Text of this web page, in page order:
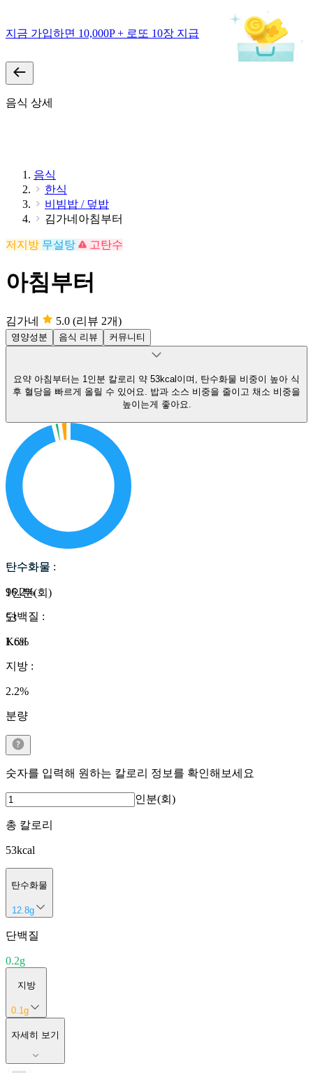
지금 가입하면 10,000P + 로또 10장 지급
음식 상세
음식
한식
비빔밥 / 덮밥
김가네아침부터
저지방 무설탕 고탄수
아침부터
김가네 5.0 (리뷰 2개)
영양성분 음식 리뷰 커뮤니티
요약 아침부터는 1인분 칼로리 약 53kcal이며, 탄수화물 비중이 높아 식
후 혈당을 빠르게 올릴 수 있어요. 밥과 소스 비중을 줄이고 채소 비중을
높이는게 좋아요.
탄수화물
1인분(회)
53
Kcal
탄수화물 :
96.2%
단백질 :
1.6%
지방 :
2.2%
분량
숫자를 입력해 원하는 칼로리 정보를 확인해보세요
인분(회)
총 칼로리
53kcal
탄수화물
12.8g
단백질
0.2g
지방
0.1 g
자세히 보기